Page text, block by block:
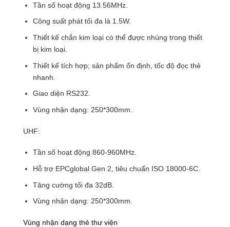
Tần số hoạt động 13.56MHz.
Công suất phát tối đa là 1.5W.
Thiết kế chắn kim loại có thể được nhúng trong thiết
bị kim loại.
Thiết kế tích hợp; sản phẩm ổn định, tốc độ đọc thẻ
nhanh.
Giao diện RS232.
Vùng nhận dạng: 250*300mm.
UHF:
Tần số hoạt động 860-960MHz.
Hỗ trợ EPCglobal Gen 2, tiêu chuẩn ISO 18000-6C.
Tăng cường tối đa 32dB.
Vùng nhận dạng: 250*300mm.
Vùng nhận dạng thẻ thư viện